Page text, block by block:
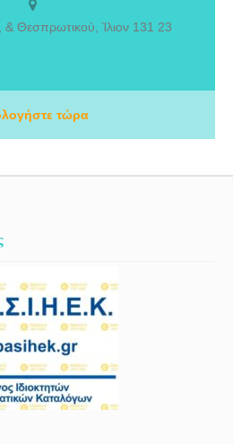
και Ειδικής Παιδαγωγού, το κέντρο
παιδιά και ενήλικες. Η φιλοσοφία μας
προσέγγιση, τη συνεργασία με την
εξέλιξη, με στόχο τη βέλτιστη
& Θεσπρωτικού, Ίλιον 131 23
τώρα